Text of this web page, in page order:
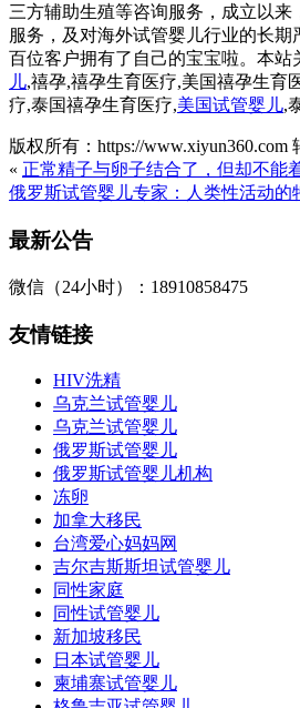
三方辅助生殖等咨询服务，成立以来
服务，及对海外试管婴儿行业的长
百位客户拥有了自己的宝宝啦。本站
儿,禧孕,禧孕生育医疗,美国禧孕生育
疗,泰国禧孕生育医疗,美国试管婴儿,
版权所有：https://www.xiyun360.com
« 正常精子与卵子结合了，但却不能
俄罗斯试管婴儿专家：人类性活动的
最新公告
微信（24小时）：18910858475
友情链接
HIV洗精
乌克兰试管婴儿
乌克兰试管婴儿
俄罗斯试管婴儿
俄罗斯试管婴儿机构
冻卵
加拿大移民
台湾爱心妈妈网
吉尔吉斯斯坦试管婴儿
同性家庭
同性试管婴儿
新加坡移民
日本试管婴儿
柬埔寨试管婴儿